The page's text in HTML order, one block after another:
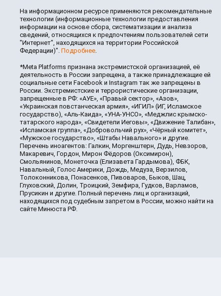
На информационном ресурсе применяются рекомендательные
технологии (информационные технологии предоставления
информации на основе сбора, систематизации и анализа
сведений, относящихся к предпочтениям пользователей сети
"Интернет", находящихся на территории Российской
Федерации)". Подробнее.
*Meta Platforms признана экстремистской организацией, её
деятельность в России запрещена, а также принадлежащие ей
социальные сети Facebook и Instagram так же запрещены в
России. Экстремистские и террористические организации,
запрещенные в РФ: «АУЕ», «Правый сектор», «Азов»,
«Украинская повстанческая армия», «ИГИЛ» (ИГ, Исламское
государство), «Аль-Каида», «УНА-УНСО», «Меджлис крымско-
татарского народа», «Свидетели Иеговы», «Движение Талибан»,
«Исламская группа», «Добровольчий рух», «Чёрный комитет»,
«Мужское государство», «Штабы Навального» и другие.
Перечень иноагентов: Галкин, Моргенштерн, Дудь, Невзоров,
Макаревич, Гордон, Мирон Фёдоров (Оксимирон),
Смольянинов, Монеточка (Елизавета Гардымова), ФБК,
Навальный, Голос Америки, Дождь, Медуза, Верзилов,
Толоконникова, Понасенков, Пивоваров, Быков, Шац,
Глуховский, Долин, Троицкий, Земфира, Гудков, Варламов,
Прусикин и другие. Полный перечень лиц и организаций,
находящихся под судебным запретом в России, можно найти на
сайте Минюста РФ.